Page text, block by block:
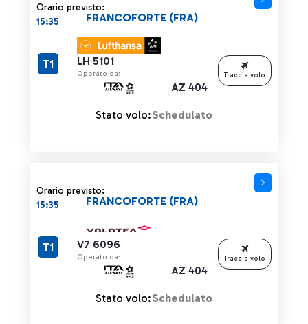
Orario previsto:
15:35
LH 5101
Operato da:
AZ 404
FRANCOFORTE (FRA)
T1
Stato volo:Schedulato
Traccia volo
Orario previsto:
15:35
V7 6096
Operato da:
AZ 404
FRANCOFORTE (FRA)
T1
Stato volo:Schedulato
Traccia volo